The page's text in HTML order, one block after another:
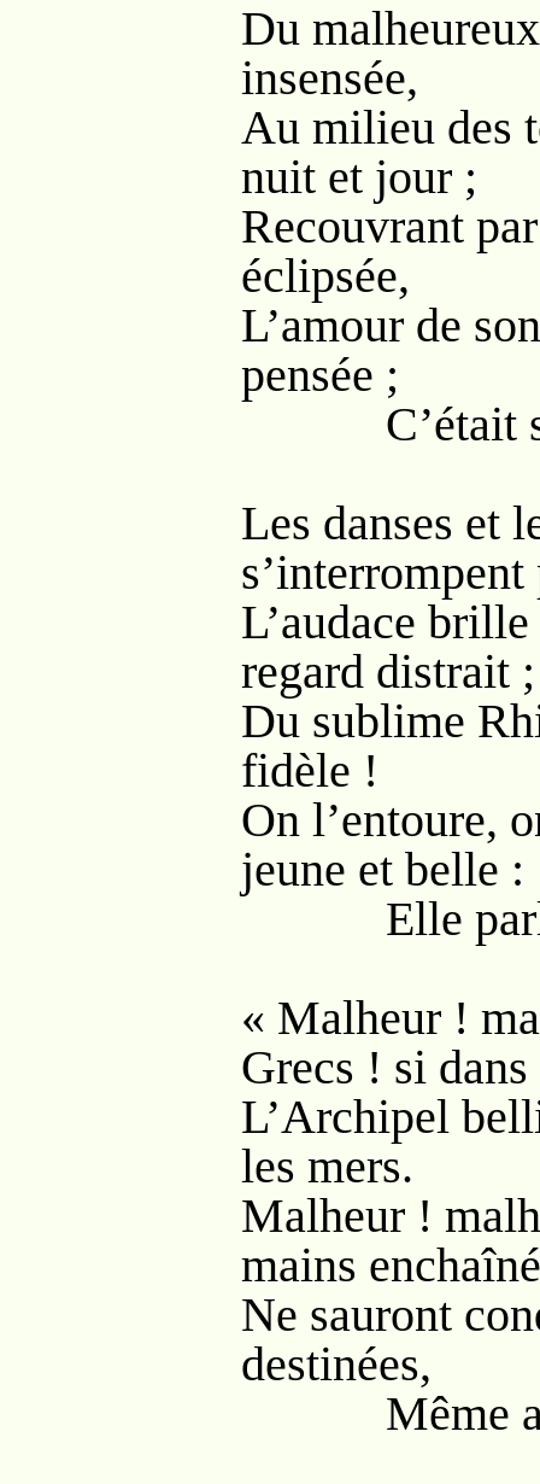
Du
insensée,
Au milieu des
nuit et jour ;
Recouvrant
éclipsée,
L’amour de
pensée ;
C’était
Les danses et
L’audace
regard distrait ;
Du sublime
fidèle !
On l’entoure,
jeune et belle :
Elle parle,
« Malheur !
Grecs ! si
L’Archipel
les mers.
Malheur !
mains
Ne sauront
destinées,
Même au